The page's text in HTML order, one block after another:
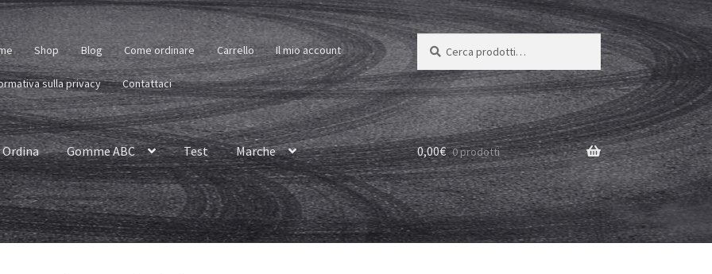
Shop Blog Come ordinare Carrello Il mio account
sulla privacy Contattaci
Cerca:
Cerca
Ordina Gomme ABC Test Marche 0,00€ 0 prodotti